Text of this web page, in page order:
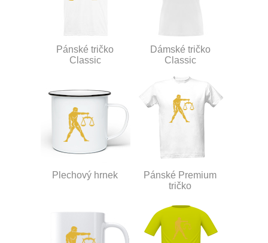
Pánské tričko
Classic
Dámské tričko
Classic
Plechový hrnek
Pánské Premium
tričko